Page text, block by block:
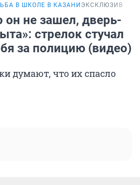
В ШКОЛЕ В КАЗАНИ ЭКСКЛЮЗИВ
он не зашел, дверь-
стрелок стучал
за полицию (видео)
думают, что их спасло